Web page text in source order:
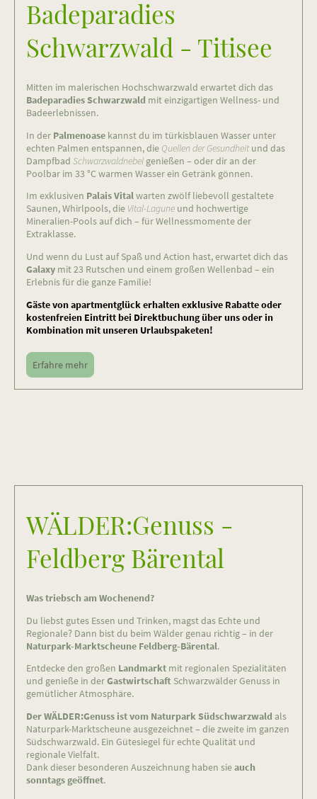
Badeparadies
Schwarzwald - Titisee
Mitten im malerischen Hochschwarzwald erwartet dich das
Badeparadies Schwarzwald mit einzigartigen Wellness- und
Badeerlebnissen.
In der Palmenoase kannst du im türkisblauen Wasser unter
echten Palmen entspannen, die Quellen der Gesundheit und das
Dampfbad Schwarzwaldnebel genießen – oder dir an der
Poolbar im 33 °C warmen Wasser ein Getränk gönnen.
Im exklusiven Palais Vitalwarten zwölf liebevoll gestaltete
Saunen, Whirlpools, die Vital-Lagune und hochwertige
Mineralien-Pools auf dich – für Wellnessmomente der
Extraklasse.
Und wenn du Lust auf Spaß und Action hast, erwartet dich das
Galaxy mit 23 Rutschen und einem großen Wellenbad – ein
Erlebnis für die ganze Familie!
Gäste von apartmentglück erhalten exklusive Rabatte oder
kostenfreien Eintritt bei Direktbuchung über uns oder in
Kombination mit unseren Urlaubspaketen!
Erfahre mehr
WÄLDER:Genuss -
Feldberg Bärental
Was triebsch am Wochenend?
Du liebst gutes Essen und Trinken, magst das Echte und
Regionale? Dann bist du beim Wälder genau richtig – in der
Naturpark-Marktscheune Feldberg-Bärental.
Entdecke den großen Landmarkt mit regionalen Spezialitäten
und genieße in derGastwirtschaft Schwarzwälder Genuss in
gemütlicher Atmosphäre.
Der WÄLDER:Genuss ist vom Naturpark Südschwarzwald als
Naturpark-Marktscheune ausgezeichnet – die zweite im ganzen
Südschwarzwald. Ein Gütesiegel für echte Qualität und
regionale Vielfalt.
Dank dieser besonderen Auszeichnung haben sieauch
sonntags geöffnet.